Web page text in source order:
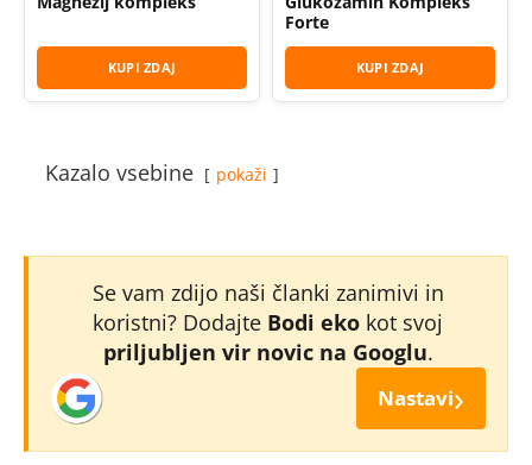
KUPI ZDAJ
Forte
KUPI ZDAJ
Kazalo vsebine pokaži
Se vam zdijo naši članki zanimivi in
koristni? Dodajte Bodi eko kot svoj
priljubljen vir novic na Googlu.
Nastavi›